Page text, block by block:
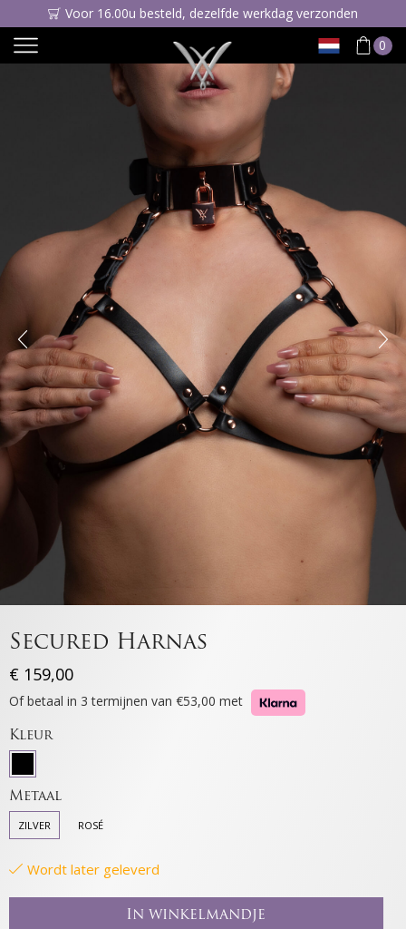
Voor 16.00u besteld, dezelfde werkdag verzonden
0
Secured Harnas
€ 159,00
Of betaal in 3 termijnen van €53,00 met
Kleur
Metaal
ZILVER ROSÉ
Wordt later geleverd
In winkelmandje